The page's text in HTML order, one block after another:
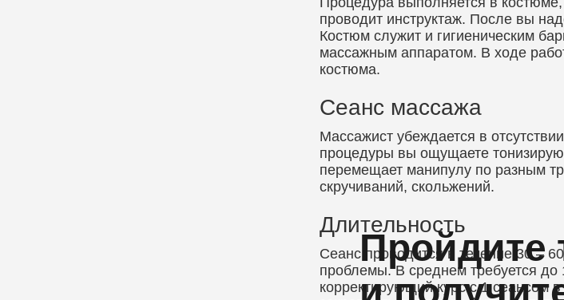
проводит инструктаж. После вы
Костюм служит и гигиеническим
массажным аппаратом. В ходе
костюма.
Сеанс массажа
Массажист убеждается в
процедуры вы ощущаете
перемещает манипулу по разным
скручиваний, скольжений.
Длительность
Сеанс проводится в течение 30 –
проблемы. В среднем требуется
корректирующий курс с 1 сеансом
Пройдите
и